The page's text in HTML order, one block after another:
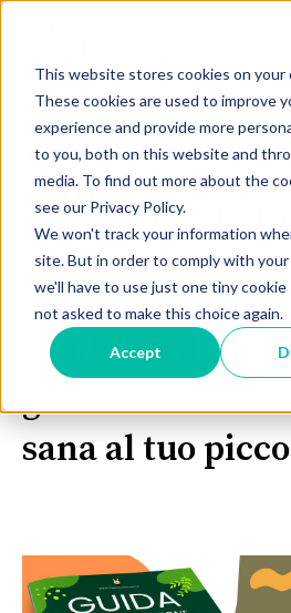
This website stores cookies on your
These cookies are used to improve
experience and provide more
to you, both on this website and
media. To find out more about the
see our Privacy Policy.
We won't track your information
site. But in order to comply with
we'll have to use just one tiny
not asked to make this choice again.
Accept
Introduzione
Coniglio
Guida
garantire una
sana al tuo